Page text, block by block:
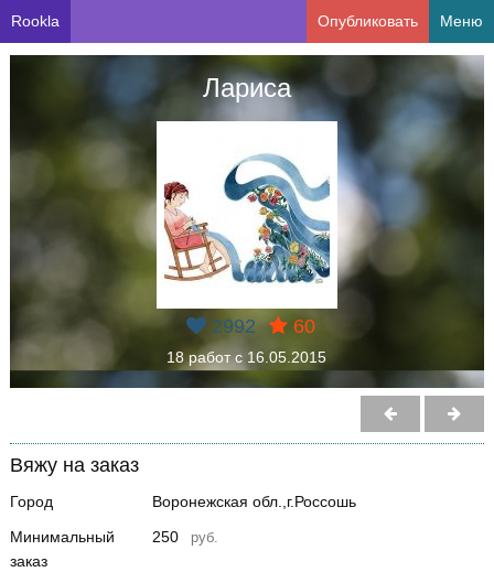
Rookla Опубликовать Меню
Лариса
2992 60
18 работ с 16.05.2015
Вяжу на заказ
Город
Воронежская обл.,г.Россошь
Минимальный
заказ
250 руб.